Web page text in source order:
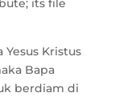
Kristus
Bapa
berdiam di